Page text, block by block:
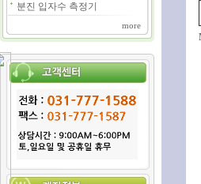
분진 입자수 측정기
more